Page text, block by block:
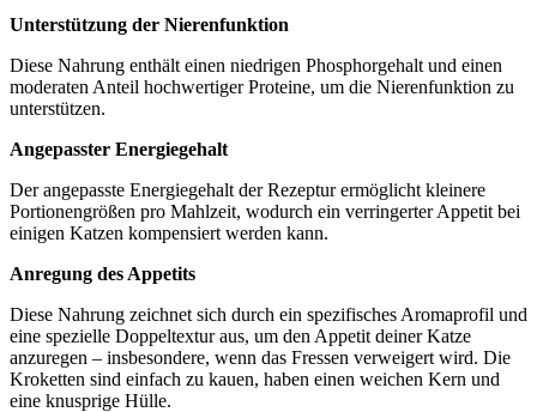
Unterstützung der Nierenfunktion
Diese Nahrung enthält einen niedrigen Phosphorgehalt und einen
moderaten Anteil hochwertiger Proteine, um die Nierenfunktion zu
unterstützen.
Angepasster Energiegehalt
Der angepasste Energiegehalt der Rezeptur ermöglicht kleinere
Portionengrößen pro Mahlzeit, wodurch ein verringerter Appetit bei
einigen Katzen kompensiert werden kann.
Anregung des Appetits
Diese Nahrung zeichnet sich durch ein spezifisches Aromaprofil und
eine spezielle Doppeltextur aus, um den Appetit deiner Katze
anzuregen – insbesondere, wenn das Fressen verweigert wird. Die
Kroketten sind einfach zu kauen, haben einen weichen Kern und
eine knusprige Hülle.